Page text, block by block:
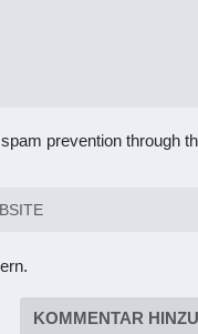
prevention through